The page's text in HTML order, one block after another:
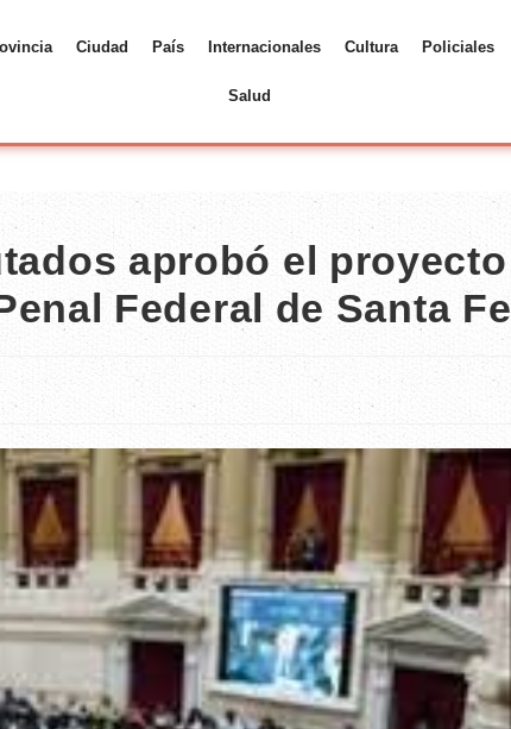
Ciudad País Internacionales Cultura Policiales
Salud
aprobó el proyecto
Federal de Santa Fe